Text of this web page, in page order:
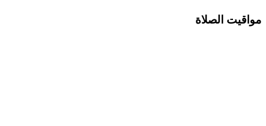
مواقيت الصلاة